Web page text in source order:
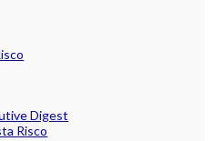
Digest
Risco